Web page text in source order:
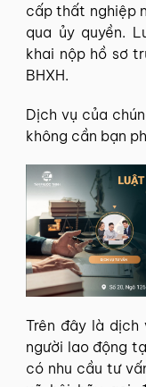
cấp thất nghiệp
qua ủy quyền.
khai nộp hồ sơ
BHXH.
Dịch vụ của
không cần bạn
Trên đây là dịch
người lao động
có nhu cầu tư